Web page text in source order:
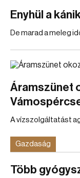
Enyhül a
De marad a meleg
Áramszünet
A vízszolgáltatást
Gazdaság
Több